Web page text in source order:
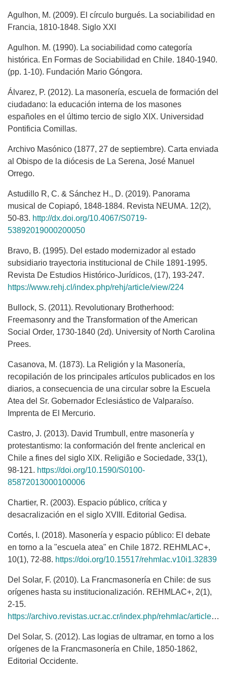
Agulhon, M. (2009). El círculo burgués. La sociabilidad en
Francia, 1810-1848. Siglo XXI
Agulhon. M. (1990). La sociabilidad como categoría
histórica. En Formas de Sociabilidad en Chile. 1840-1940.
(pp. 1-10). Fundación Mario Góngora.
Álvarez, P. (2012). La masonería, escuela de formación del
ciudadano: la educación interna de los masones
españoles en el último tercio de siglo XIX. Universidad
Pontificia Comillas.
Archivo Masónico (1877, 27 de septiembre). Carta enviada
al Obispo de la diócesis de La Serena, José Manuel
Orrego.
Astudillo R, C. & Sánchez H., D. (2019). Panorama
musical de Copiapó, 1848-1884. Revista NEUMA. 12(2),
50-83. http://dx.doi.org/10.4067/S0719-
53892019000200050
Bravo, B. (1995). Del estado modernizador al estado
subsidiario trayectoria institucional de Chile 1891-1995.
Revista De Estudios Histórico-Jurídicos, (17), 193-247.
https://www.rehj.cl/index.php/rehj/article/view/224
Bullock, S. (2011). Revolutionary Brotherhood:
Freemasonry and the Transformation of the American
Social Order, 1730-1840 (2d). University of North Carolina
Prees.
Casanova, M. (1873). La Religión y la Masonería,
recopilación de los principales artículos publicados en los
diarios, a consecuencia de una circular sobre la Escuela
Atea del Sr. Gobernador Eclesiástico de Valparaíso.
Imprenta de El Mercurio.
Castro, J. (2013). David Trumbull, entre masonería y
protestantismo: la conformación del frente anclerical en
Chile a fines del siglo XIX. Religião e Sociedade, 33(1),
98-121. https://doi.org/10.1590/S0100-
85872013000100006
Chartier, R. (2003). Espacio público, crítica y
desacralización en el siglo XVIII. Editorial Gedisa.
Cortés, I. (2018). Masonería y espacio público: El debate
en torno a la "escuela atea" en Chile 1872. REHMLAC+,
10(1), 72-88. https://doi.org/10.15517/rehmlac.v10i1.32839
Del Solar, F. (2010). La Francmasonería en Chile: de sus
orígenes hasta su institucionalización. REHMLAC+, 2(1),
2-15.
https://archivo.revistas.ucr.ac.cr/index.php/rehmlac/article/view/6607
Del Solar, S. (2012). Las logias de ultramar, en torno a los
orígenes de la Francmasonería en Chile, 1850-1862,
Editorial Occidente.